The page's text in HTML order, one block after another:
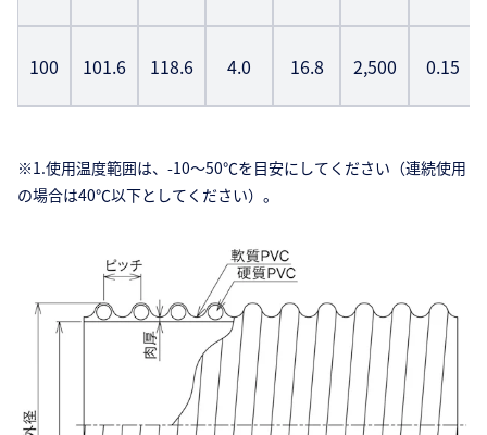
100 101.6 118.6 4.0 16.8 2,500 0.15
※1.使用温度範囲は、-10〜50℃を目安にしてください（連続使用
の場合は40℃以下としてください）。